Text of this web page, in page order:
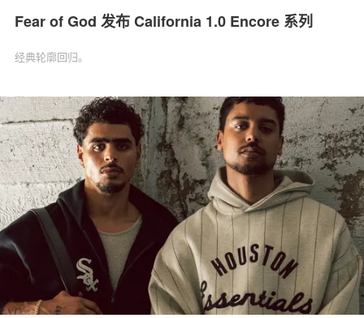
Fear of God 发布 California 1.0 Encore 系列
经典轮廓回归。